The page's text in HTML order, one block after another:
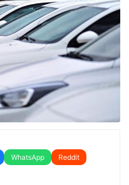
WhatsApp
Reddit